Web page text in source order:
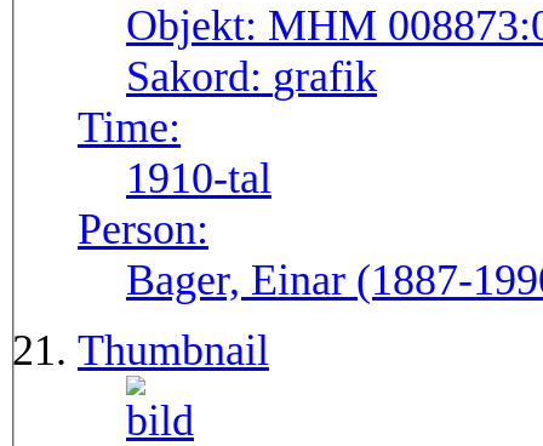
Objekt: MHM
Sakord: grafik
Time:
1910-tal
Person:
Bager, Einar (1887-
Thumbnail